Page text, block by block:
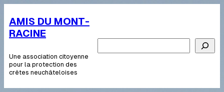
au
contenu
AMIS DU MONT-
RACINE
Une association citoyenne
pour la protection des
crêtes neuchâteloises